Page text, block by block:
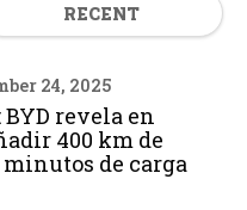
RECENT
24, 2025
revela en
400 km de
minutos de carga